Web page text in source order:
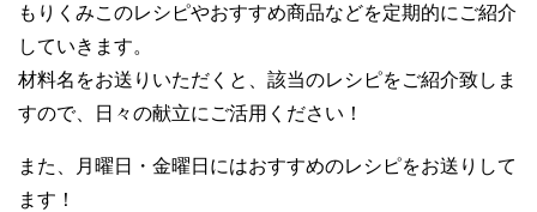
もりくみこのレシピやおすすめ商品などを定期的にご紹介
していきます。
材料名をお送りいただくと、該当のレシピをご紹介致しま
すので、日々の献立にご活用ください！
また、月曜日・金曜日にはおすすめのレシピをお送りして
ます！